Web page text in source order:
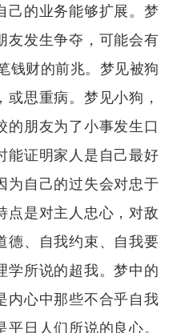
己的业务能够扩展。梦
友发生争夺，可能会有
钱财的前兆。梦见被狗
思重病。梦见小狗，
的朋友为了小事发生口
能证明家人是自己最好
为自己的过失会对忠于
点是对主人忠心，对敌
德、自我约束、自我要
学所说的超我。梦中的
内心中那些不合乎自我
日人们所说的良心。